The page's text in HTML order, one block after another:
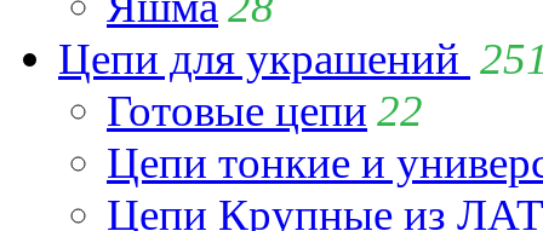
Цепи для украшений
Готовые цепи 22
Цепи тонкие и
Цепи Крупные из